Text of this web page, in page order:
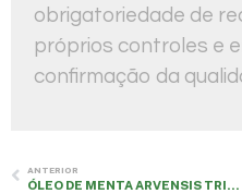
obrigatoriedade de
próprios controles e
confirmação da
ANTERIOR
ÓLEO DE MENTA ARVENSIS TRI-RETIFICADO